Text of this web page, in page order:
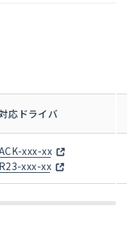
応ドライバ
xxx-xx
R23-xxx-xx